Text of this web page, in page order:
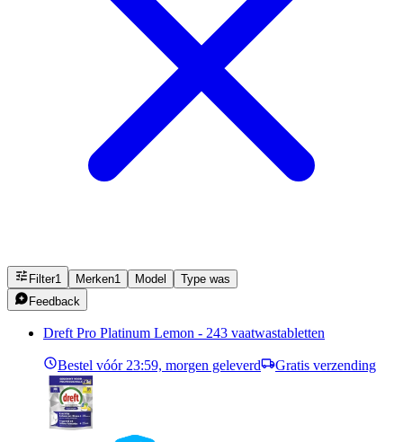
Filter1 Merken1 Model
Type was
Feedback
Dreft Pro Platinum Lemon - 243 vaatwastabletten
Bestel vóór 23:59, morgen geleverd Gratis verzending